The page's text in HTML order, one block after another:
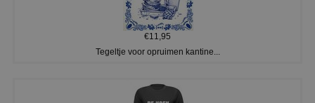
€11,95
Tegeltje voor opruimen kantine...